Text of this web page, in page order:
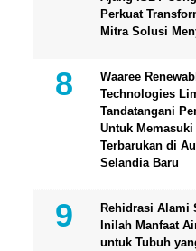
Perkuat
Mitra Solusi
Waaree
Technologies
Tandatangani
Untuk
Terbarukan di
Selandia Baru
Rehidrasi Alami
Inilah Manfaat
untuk Tubuh